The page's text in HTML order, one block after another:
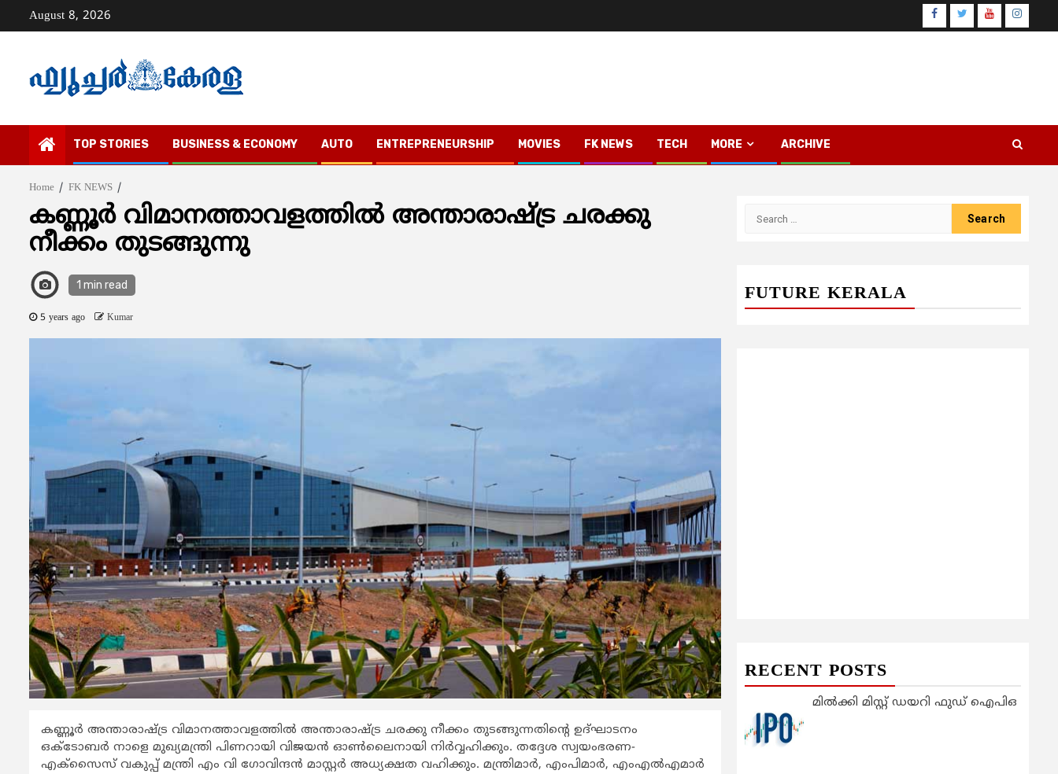
August 8, 2026 Facebook
TwitterYoutube
TOP STORIES BUSINESS & ECONOMY AUTO ENTREPRENEURSHIP MOVIES FK NEWS TECH MORE ARCHIVE
Home FK NEWS
കണ്ണൂര്‍ വിമാനത്താവളത്തില്‍ അന്താരാഷ്ട്ര ചരക്കു
നീക്കം തുടങ്ങുന്നു
1 min read
5 years ago Kumar
കണ്ണൂര്‍ അന്താരാഷ്ട്ര വിമാനത്താവളത്തില്‍ അന്താരാഷ്ട്ര ചരക്കു നീക്കം തുടങ്ങുന്നതിന്റെ ഉദ്ഘാടനം
ഒക്ടോബര്‍ നാളെ മുഖ്യമന്ത്രി പിണറായി വിജയന്‍ ഓണ്‍ലൈനായി നിര്‍വ്വഹിക്കും. തദ്ദേശ സ്വയംഭരണ-
എക്‌സൈസ് വകുപ്പ് മന്ത്രി എം വി ഗോവിന്ദന്‍ മാസ്റ്റര്‍ അധ്യക്ഷത വഹിക്കും. മന്ത്രിമാര്‍, എംപിമാര്‍, എംഎല്‍എമാര്‍
FUTURE KERALA
RECENT POSTS
മിൽക്കി മിസ്റ്റ് ഡയറി ഫുഡ് ഐപിഒ